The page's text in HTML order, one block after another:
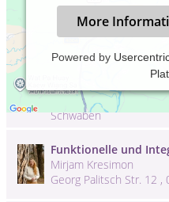
More
Powered by
FS Physio Praxis für
Osteopathie, Markt
Dr.-Hartlaub-Ring 3 ,
Schwaben
Funktionelle und
Mirjam Kresimon
Georg Palitsch Str. 12 ,